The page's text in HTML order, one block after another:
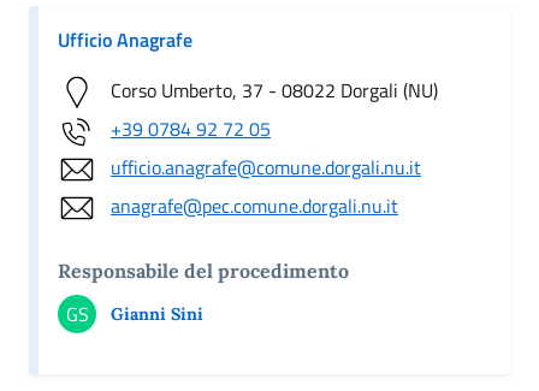
Ufficio Anagrafe
Corso Umberto, 37 - 08022 Dorgali (NU)
+39 0784 92 72 05
ufficio.anagrafe@comune.dorgali.nu.it
anagrafe@pec.comune.dorgali.nu.it
Responsabile del procedimento
GS Gianni Sini